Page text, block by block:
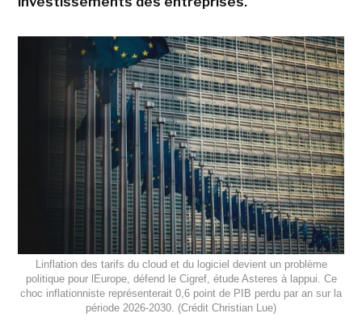
Linflation des tarifs du cloud et du logiciel devient un problème
politique pour lEurope, défend le Cigref, étude Asteres à lappui. Ce
choc inflationniste représenterait 0,6 point de PIB perdu par an sur la
période 2026-2030. (Crédit Christian Lue)